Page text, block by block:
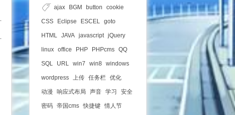
ajax BGM button cookie
CSS Eclipse ESCEL goto
HTML JAVA javascript jQuery
linux office PHP PHPcms QQ
SQL URL win7 win8 windows
wordpress 上传 任务栏 优化
动漫 响应式布局 声音 学习 安全
密码 帝国cms 快捷键 情人节